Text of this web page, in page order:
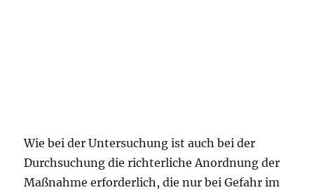
Wie bei der Untersuchung ist auch bei der
Durchsuchung die richterliche Anordnung der
Maßnahme erforderlich, die nur bei Gefahr im